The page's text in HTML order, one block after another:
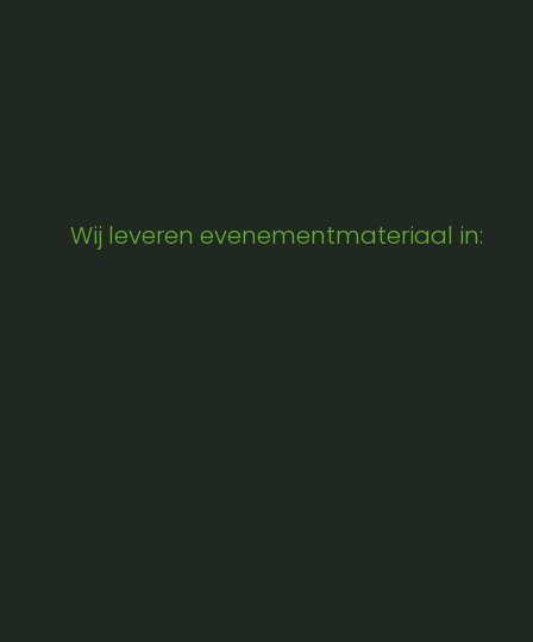
Wij leveren evenementmateriaal in: